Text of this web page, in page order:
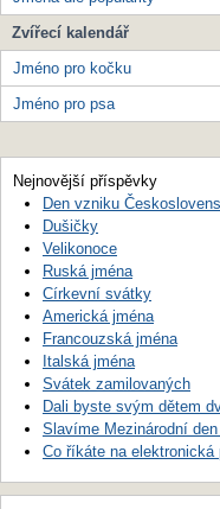
Zvířecí kalendář
Jméno pro kočku
Jméno pro psa
Nejnovější příspěvky
Den vzniku
Dušičky
Velikonoce
Ruská jména
Církevní svátky
Americká jména
Francouzská jména
Italská jména
Svátek zamilovaných
Dali byste svým dětem
Slavíme Mezinárodní
Co říkáte na